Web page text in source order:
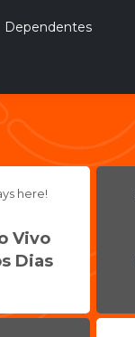
here!
Vivo
Dias